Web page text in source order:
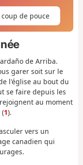
de pouce
de Arriba.
garer soit sur le
l'église au bout du
se faire depuis les
au moment
(1).
vers un
canadien qui